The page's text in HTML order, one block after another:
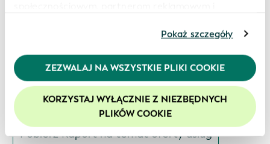
informacjami, które im przekazałeś lub które zebrali
usług. Kontynuując korzystanie z naszej strony
internetowej, wyrażasz zgodę na korzystanie przez
nas z plików cookie. Więcej informacji znajduje się w
naszejpolityce prywatności.
Zalecamy włączenie obsługi plików cookie, aby
Pokaż szczegóły
ZEZWALAJ NA WSZYSTKIE PLIKI COOKIE
KORZYSTAJ WYŁĄCZNIE Z NIEZBĘDNYCH
PLIKÓW COOKIE
Pobierz Raport na temat oferty usług
Data: 2026-06-15
Pobierz Raport na temat oferty usług